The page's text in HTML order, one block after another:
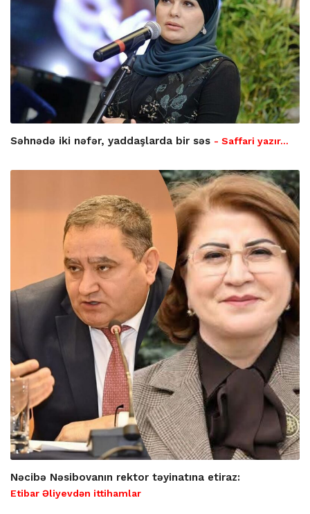
Səhnədə iki nəfər, yaddaşlarda bir səs - Saffari yazır…
Nəcibə Nəsibovanın rektor təyinatına etiraz:
Etibar Əliyevdən ittihamlar